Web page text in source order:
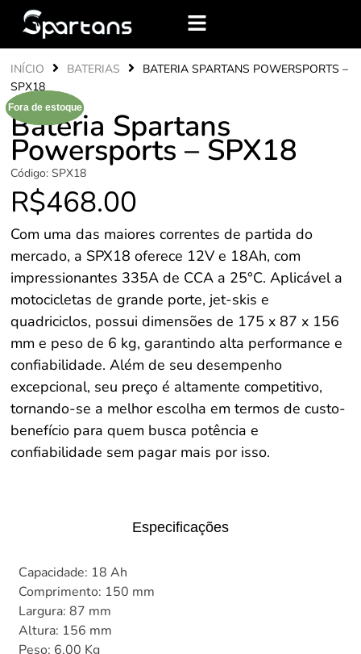
INÍCIO BATERIAS
BATERIA SPARTANS POWERSPORTS –
SPX18
Fora de estoque
Fora de estoque
Bateria Spartans
Powersports – SPX18
Código: SPX18
R$468.00
Com uma das maiores correntes de partida do
mercado, a SPX18 oferece 12V e 18Ah, com
impressionantes 335A de CCA a 25°C. Aplicável a
motocicletas de grande porte, jet-skis e
quadriciclos, possui dimensões de 175 x 87 x 156
mm e peso de 6 kg, garantindo alta performance e
confiabilidade. Além de seu desempenho
excepcional, seu preço é altamente competitivo,
tornando-se a melhor escolha em termos de custo-
benefício para quem busca potência e
confiabilidade sem pagar mais por isso.
Especificações
Capacidade: 18 Ah
Comprimento: 150 mm
Largura: 87 mm
Altura: 156 mm
Peso: 6.00 Kg